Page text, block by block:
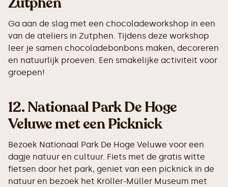
Ga aan de slag met een chocoladeworkshop in een
van de ateliers in Zutphen. Tijdens deze workshop
leer je samen chocoladebonbons maken, decoreren
en natuurlijk proeven. Een smakelijke activiteit voor
groepen!
12.Nationaal Park De Hoge
Veluwe met een Picknick
Bezoek Nationaal Park De Hoge Veluwe voor een
dagje natuur en cultuur. Fiets met de gratis witte
fietsen door het park, geniet van een picknick in de
natuur en bezoek het Kröller-Müller Museum met